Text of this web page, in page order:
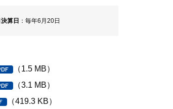
決算日 毎年6月20日
（1.5 MB）
（3.1 MB）
（419.3 KB）